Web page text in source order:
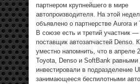
партнером крупнейшего в мире
автопроизводителя. На этой
объявлено о партнерстве Aurora и
В союзе есть и третий участник —
поставщик автозапчастей Denso.
уместно напомнить, что в апреле
Toyota, Denso и SoftBank
инвестировали в подразделение
занимающееся беспилотными